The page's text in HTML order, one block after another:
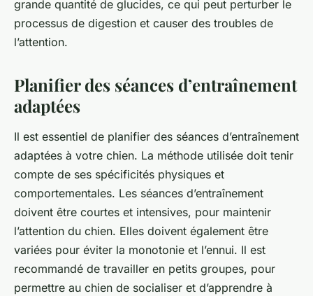
grande quantité de glucides, ce qui peut perturber le
processus de digestion et causer des troubles de
l’attention.
Planifier des séances d’entraînement
adaptées
Il est essentiel de planifier des séances d’entraînement
adaptées à votre chien. La méthode utilisée doit tenir
compte de ses spécificités physiques et
comportementales. Les séances d’entraînement
doivent être courtes et intensives, pour maintenir
l’attention du chien. Elles doivent également être
variées pour éviter la monotonie et l’ennui. Il est
recommandé de travailler en petits groupes, pour
permettre au chien de socialiser et d’apprendre à